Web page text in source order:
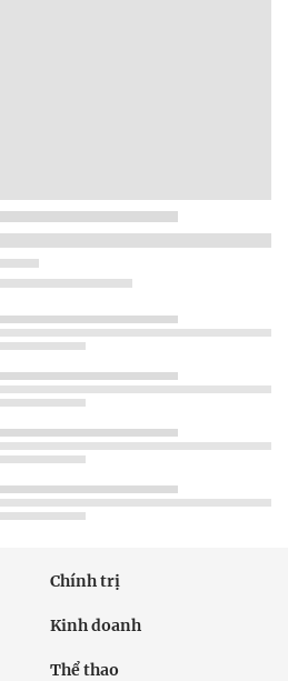
Chính trị
Kinh doanh
Thể thao